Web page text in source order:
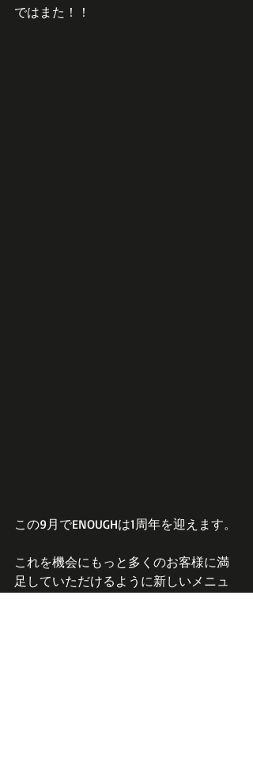
ではまた！！
この9月でENOUGHは1周年を迎えます。
これを機会にもっと多くのお客様に満
足していただけるように新しいメニュ